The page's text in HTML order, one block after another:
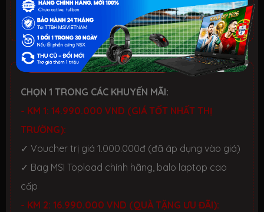
- Laptop Gaming RTX 5080: Giảm đến 2 TRIỆU +
KEYBOARD 3in1 RGB
CHƯƠNG TRÌNH ƯU ĐÃI
CHỌN 1 TRONG CÁC KHUYẾN MÃI:
- KM 1: 14.990.000 VND (GIÁ TỐT NHẤT THỊ
TRƯỜNG):
✓ Voucher trị giá 1.000.000đ (đã áp dụng vào giá)
✓ Bag MSI Topload chính hãng, balo laptop cao
cấp
- KM 2: 16.990.000 VND (QUÀ TẶNG ƯU ĐÃI):